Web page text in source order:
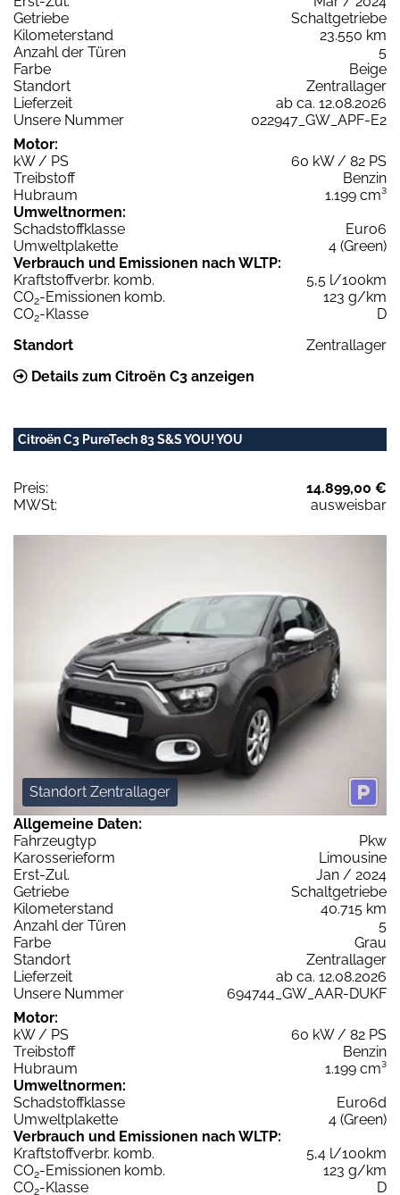
Getriebe
Schaltgetriebe
Kilometerstand
23.550 km
Anzahl der Türen
5
Farbe
Beige
Standort
Zentrallager
Lieferzeit
ab ca. 12.08.2026
Unsere Nummer
022947_GW_APF-E2
Motor:
kW / PS
60 kW / 82 PS
Treibstoff
Benzin
Hubraum
1.199 cm³
Umweltnormen:
Schadstoffklasse
Euro6
Umweltplakette
4 (Green)
Verbrauch und Emissionen nach WLTP:
Kraftstoffverbr. komb.
5,5 l/100km
CO2-Emissionen komb.
123 g/km
CO2-Klasse
D
Standort
Zentrallager
Details zum Citroën C3 anzeigen
Citroën C3 PureTech 83 S&S YOU! YOU
Preis:
14.899,00 €
MWSt:
ausweisbar
Standort Zentrallager
Allgemeine Daten:
Fahrzeugtyp
Pkw
Karosserieform
Limousine
Erst-Zul.
Jan / 2024
Getriebe
Schaltgetriebe
Kilometerstand
40.715 km
Anzahl der Türen
5
Farbe
Grau
Standort
Zentrallager
Lieferzeit
ab ca. 12.08.2026
Unsere Nummer
694744_GW_AAR-DUKF
Motor:
kW / PS
60 kW / 82 PS
Treibstoff
Benzin
Hubraum
1.199 cm³
Umweltnormen:
Schadstoffklasse
Euro6d
Umweltplakette
4 (Green)
Verbrauch und Emissionen nach WLTP:
Kraftstoffverbr. komb.
5,4 l/100km
CO2-Emissionen komb.
123 g/km
CO2-Klasse D